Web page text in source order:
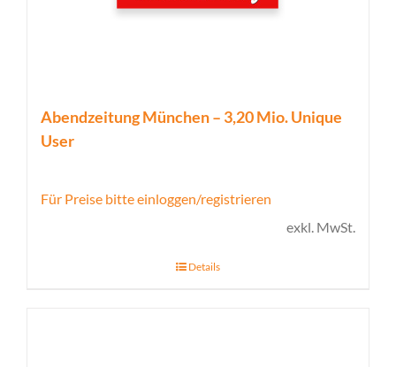
Abendzeitung München – 3,20 Mio. Unique
User
Für Preise bitte einloggen/registrieren
exkl. MwSt.
Details